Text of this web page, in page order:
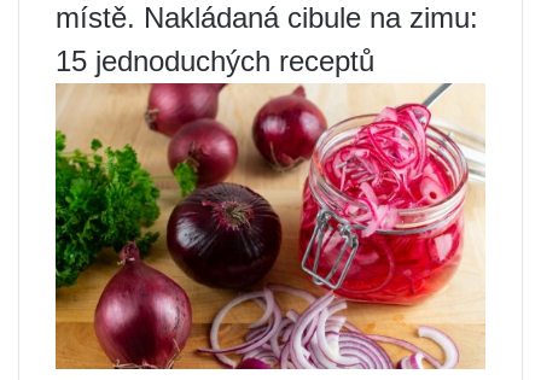
místě. Nakládaná cibule na zimu:
15 jednoduchých receptů